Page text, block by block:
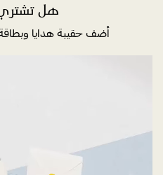
هل
أضف حقيبة هدايا